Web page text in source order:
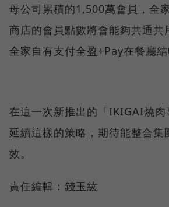
母公司累積的1,500萬會員，全
商店的會員點數將會能夠共通共
全家自有支付全盈+Pay在餐廳結
在這一次新推出的「IKIGAI燒
延續這樣的策略，期待能整合集
效。
責任編輯：錢玉紘